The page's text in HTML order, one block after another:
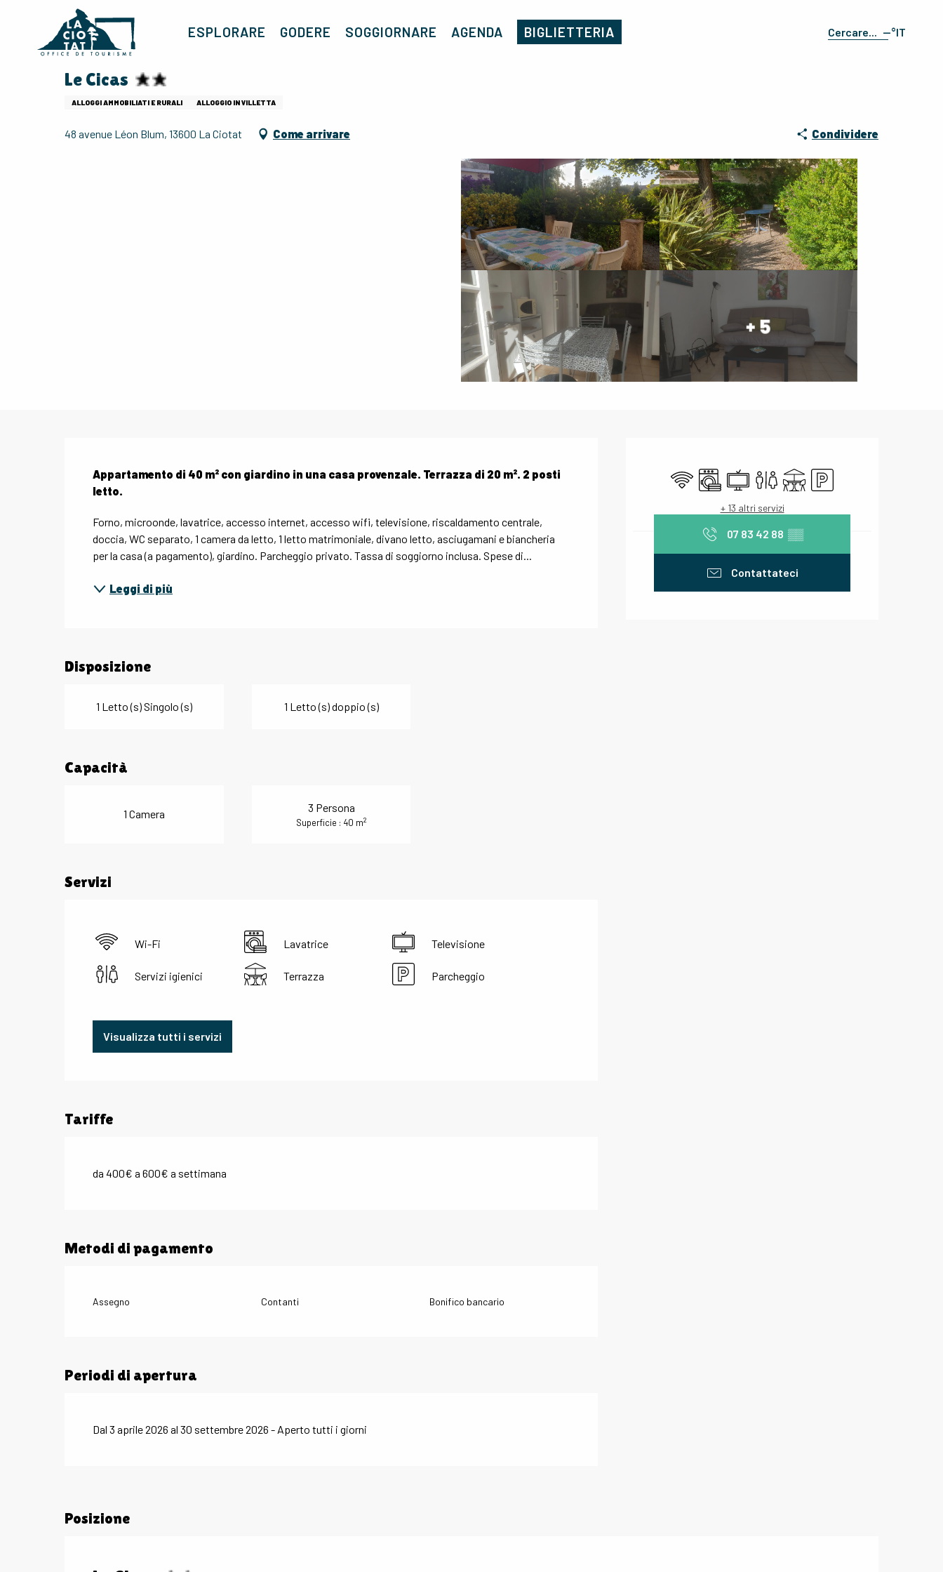
--°IT
ESPLORARE GODERE SOGGIORNARE AGENDA BIGLIETTERIA
Le Cicas
ALLOGGI AMMOBILIATI E RURALI ALLOGGIO IN VILLETTA
48 avenue Léon Blum, 13600 La Ciotat Come arrivare Condividere
+ 5
Wi-Fi LavatriceTelevisioneServizi igienici
TerrazzaParcheggio
+ 13 altri servizi
07 83 42 88 ▒▒
Contattateci
Appartamento di 40 m² con giardino in una casa provenzale. Terrazza di 20 m². 2 posti
letto.
Forno, microonde, lavatrice, accesso internet, accesso wifi, televisione, riscaldamento centrale,
doccia, WC separato, 1 camera da letto, 1 letto matrimoniale, divano letto, asciugamani e biancheria
per la casa (a pagamento), giardino. Parcheggio privato. Tassa di soggiorno inclusa. Spese di...
Leggi di più
Disposizione
1 Letto (s) Singolo (s) 1 Letto (s) doppio (s)
Capacità
1 Camera 3 Persona
Superficie : 40 m2
Servizi
Wi-Fi Lavatrice Televisione
Servizi igienici Terrazza Parcheggio
Visualizza tutti i servizi
Tariffe
da 400€ a 600€ a settimana
Metodi di pagamento
Assegno Contanti Bonifico bancario
Periodi di apertura
Dal 3 aprile 2026 al 30 settembre 2026 - Aperto tutti i giorni
Posizione